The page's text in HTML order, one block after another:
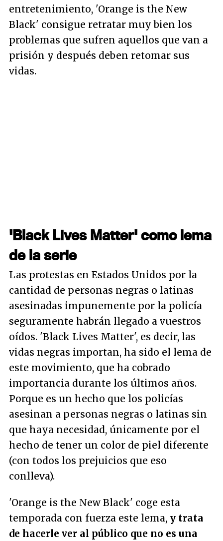
entretenimiento, 'Orange is the New
Black' consigue retratar muy bien los
problemas que sufren aquellos que van a
prisión y después deben retomar sus
vidas.
'Black Lives Matter' como lema
de la serie
Las protestas en Estados Unidos por la
cantidad de personas negras o latinas
asesinadas impunemente por la policía
seguramente habrán llegado a vuestros
oídos. 'Black Lives Matter', es decir, las
vidas negras importan, ha sido el lema de
este movimiento, que ha cobrado
importancia durante los últimos años.
Porque es un hecho que los policías
asesinan a personas negras o latinas sin
que haya necesidad, únicamente por el
hecho de tener un color de piel diferente
(con todos los prejuicios que eso
conlleva).
'Orange is the New Black' coge esta
temporada con fuerza este lema, y trata
de hacerle ver al público que no es una